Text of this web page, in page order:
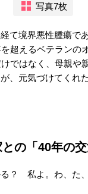
写真7枚
て境界悪性腫瘍で
超えるベテランの
ではなく、母親や
、元気づけてくれ
の「40年の交
る？ 私よ。わ、た、